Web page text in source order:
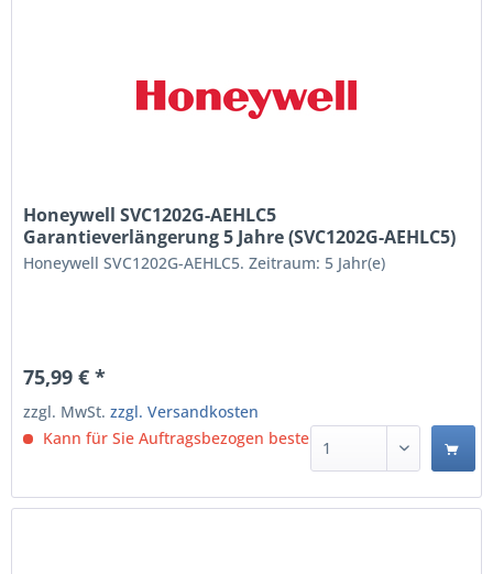
Honeywell SVC1202G-AEHLC5
Garantieverlängerung 5 Jahre (SVC1202G-AEHLC5)
Honeywell SVC1202G-AEHLC5. Zeitraum: 5 Jahr(e)
75,99 € *
zzgl. MwSt.zzgl. Versandkosten
Kann für Sie Auftragsbezogen bestellt werden.